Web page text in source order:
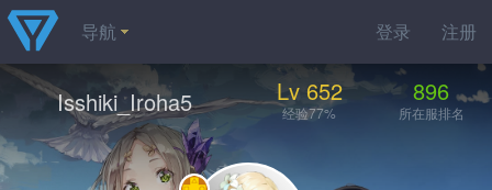
登录 注册
导航
Isshiki_Iroha5 Lv 652
经验77%
896
所在服排名